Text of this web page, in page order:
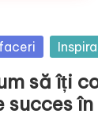
să îți
succes